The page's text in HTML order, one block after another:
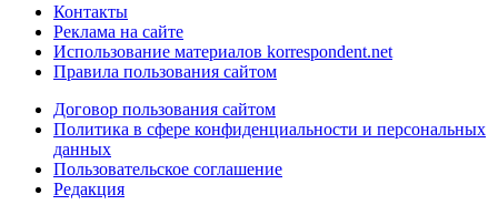
Контакты
Реклама на сайте
Использование материалов korrespondent.net
Правила пользования сайтом
Договор пользования сайтом
Политика в сфере конфиденциальности и персональных
данных
Пользовательское соглашение
Редакция